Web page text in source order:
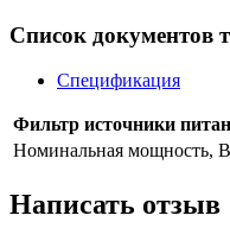
Список документов
Спецификация
Фильтр источники
Номинальная мощность,
Написать отзыв